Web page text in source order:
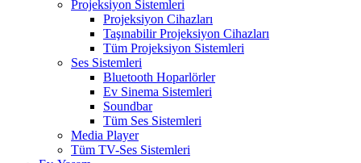
Projeksiyon Sistemleri
Projeksiyon Cihazları
Taşınabilir Projeksiyon Cihazları
Tüm Projeksiyon Sistemleri
Ses Sistemleri
Bluetooth Hoparlörler
Ev Sinema Sistemleri
Soundbar
Tüm Ses Sistemleri
Media Player
Tüm TV-Ses Sistemleri